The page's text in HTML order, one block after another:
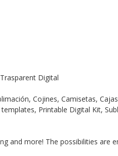
Digital
Cojines, Camisetas,
Printable Digital Kit,
and more! The possibilities are